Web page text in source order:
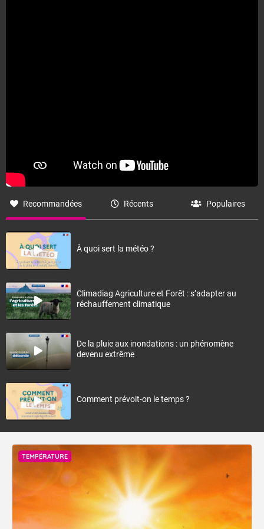
Recommandées Récents Populaires
À quoi sert la météo ?
Climadiag Agriculture et Forêt : s’adapter au
réchauffement climatique
De la pluie aux inondations : un phénomène
devenu extrême
Comment prévoit-on le temps ?
TEMPÉRATURE